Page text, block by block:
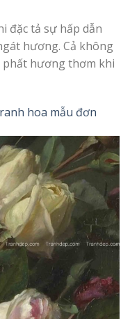
đặc tả sự hấp dẫn
hương. Cả không
hương thơm khi
hoa mẫu đơn